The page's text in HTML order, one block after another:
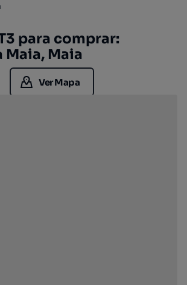
para comprar:
Maia, Maia
Ver Mapa